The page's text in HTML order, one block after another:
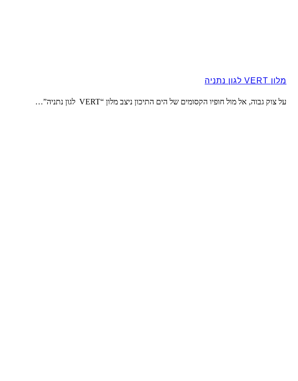
מלון VERT לגון נתניה
על צוק גבוה, אל מול חופיו הקסומים של הים התיכון ניצב מלון “VERT לגון נתניה”…